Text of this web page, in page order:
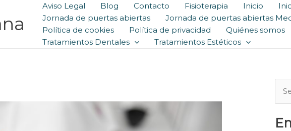
Aviso Legal Blog Contacto Fisioterapia Inicio
Jornada de puertas abiertas
Jornada de puertas abiertas
Política de cookies
Política de privacidad Quiénes somos
Tratamientos Dentales
Tratamientos Estéticos
a